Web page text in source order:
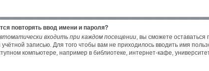
повторять ввод имени и пароля?
входить при каждом посещении, вы сможете
учётной записью. Для того чтобы вам не приходилось вводить имя
компьютере, например в библиотеке, интернет-кафе,